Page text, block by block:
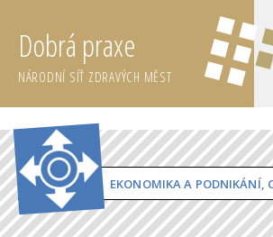
Dobrá praxe
NÁRODNÍ SÍŤ ZDRAVÝCH MĚST
EKONOMIKA A PODNIKÁNÍ,